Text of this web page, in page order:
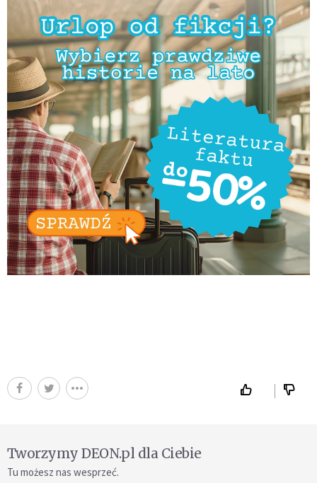
Tworzymy DEON.pl dla Ciebie
Tu możesz nas wesprzeć.